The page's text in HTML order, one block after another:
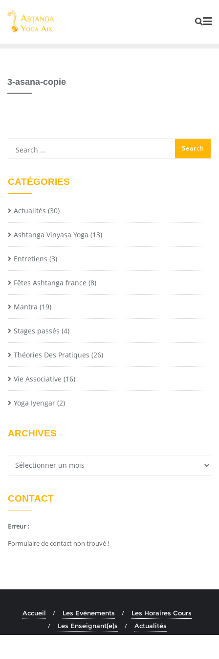
3-asana-copie
CATÉGORIES
Actualités (30)
Ashtanga Vinyasa Yoga (13)
Entretiens (3)
Fêtes Ashtanga france (8)
Mantra (19)
Stages passés (4)
Théories Des Pratiques (26)
Vie Associative (16)
Yoga Iyengar (2)
ARCHIVES
CONTACT
Erreur :
Formulaire de contact non trouvé !
Accueil Les Evènements
Les Horaires Cours
Les Enseignant(e)s
Actualités